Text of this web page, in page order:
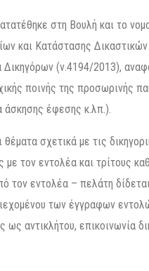
στη Βουλή και το
και Κατάστασης
Δικηγόρων (ν.4194/2013),
ποινής της προσωρινής
άσκησης έφεσης κ.λπ.).
θέματα σχετικά με τις
με τον εντολέα και τρίτους
τον εντολέα – πελάτη
των έγγραφων
ως αντικλήτου, επικοινωνία